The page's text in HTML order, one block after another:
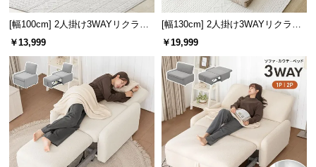
[幅100cm] 2人掛け3WAYリクライ
ニングソファ コンパクトタイプ
￥13,999
[幅130cm] 2人掛け3WAYリクライ
ニングソファ
￥19,999